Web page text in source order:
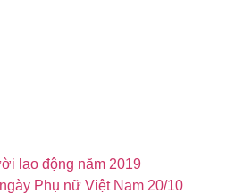
lao động năm 2019
Phụ nữ Việt Nam 20/10